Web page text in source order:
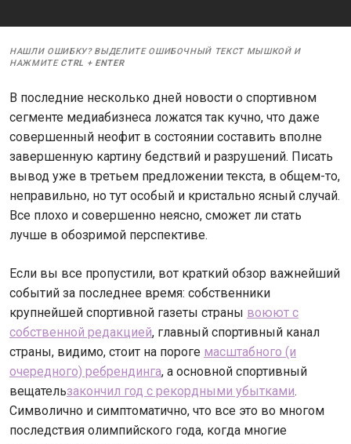
НАШЛИ ОШИБКУ? ВЫДЕЛИТЕ ОШИБОЧНЫЙ ТЕКСТ МЫШКОЙ И
НАЖМИТЕ CTRL + ENTER
В последние несколько дней новости о спортивном
сегменте медиабизнеса ложатся так кучно, что даже
совершенный неофит в состоянии составить вполне
завершенную картину бедствий и разрушений. Писать
вывод уже в третьем предложении текста, в общем-то,
неправильно, но тут особый и кристально ясный случай.
Все плохо и совершенно неясно, сможет ли стать
лучше в обозримой перспективе.
Если вы все пропустили, вот краткий обзор важнейший
событий за последнее время: собственники
крупнейшей спортивной газеты страны воюют с
собственной редакцией, главный спортивный канал
страны, видимо, стоит на пороге масштабного (и
очередного) ребрендинга, а основной спортивный
вещательзакончил год с рекордными убытками.
Символично и симптоматично, что все это во многом
последствия олимпийского года, когда многие